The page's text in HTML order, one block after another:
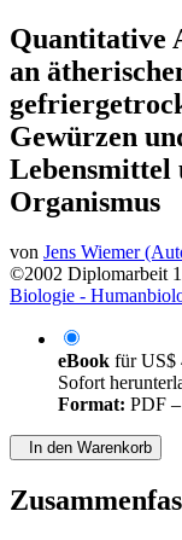
Quantitative
an
Gewürzen
Lebensmittel
Organismus
von Jens Wiemer
©2002 Diplomarbeit
Biologie -
eBook fürUS$
Sofort
Format: PDF
In den Warenkorb